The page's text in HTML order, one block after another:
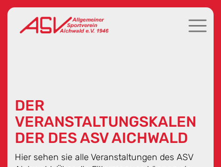
DER
VERANSTALTUNGSKALEN
DER DES ASV AICHWALD
Hier sehen sie alle Veranstaltungen des ASV